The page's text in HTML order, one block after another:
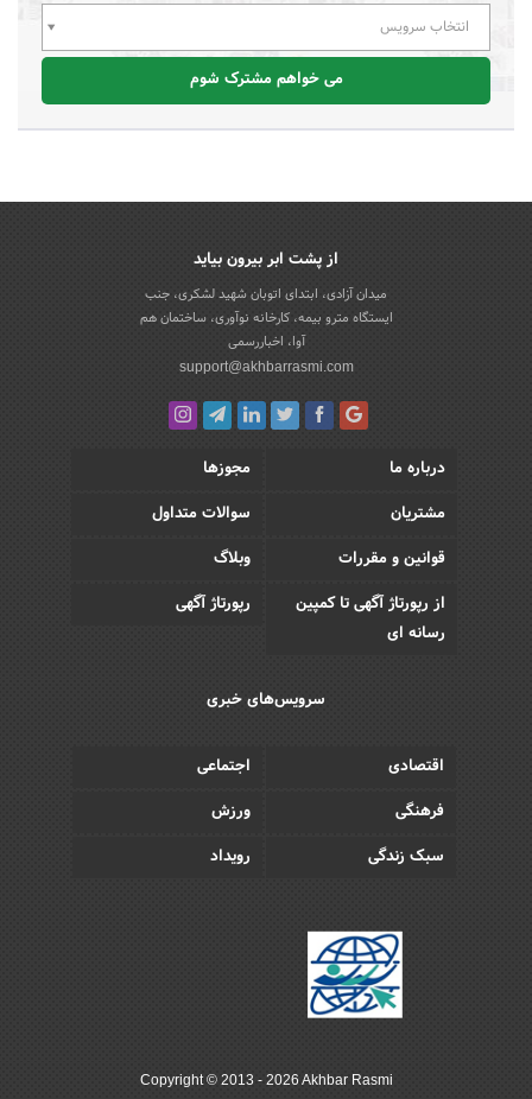
انتخاب سرویس
می خواهم مشترک شوم
از پشت ابر بیرون بیاید
میدان آزادی، ابتدای اتوبان شهید لشکری، جنب
ایستگاه مترو بیمه، کارخانه نوآوری، ساختمان هم
آوا، اخباررسمی
support@akhbarrasmi.com
درباره ما
مجوزها
مشتریان
سوالات متداول
قوانین و مقررات
وبلاگ
از رپورتاژ آگهی تا کمپین
رسانه ای
رپورتاژ آگهی
سرویس‌های خبری
اقتصادی
اجتماعی
فرهنگی
ورزش
سبک زندگی
رویداد
Copyright © 2013 - 2026 Akhbar Rasmi